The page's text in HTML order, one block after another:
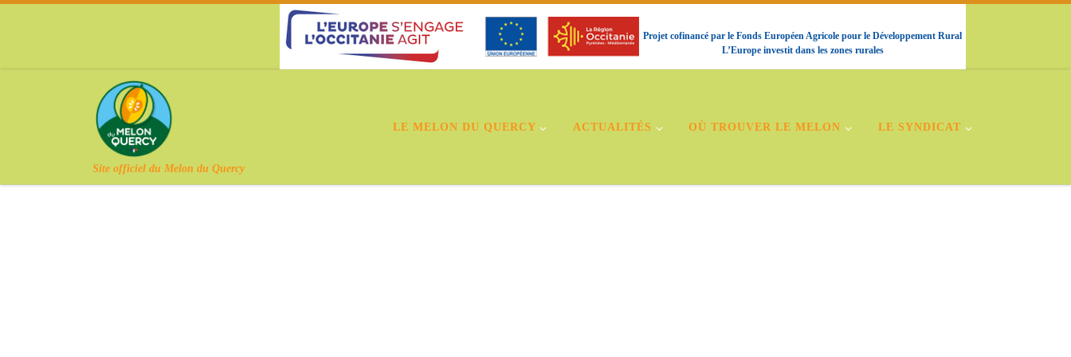
Projet cofinancé par le Fonds Européen Agricole pour le Développement Rural
L’Europe investit dans les zones rurales
Site officiel du Melon du Quercy
LE MELON DU QUERCY ACTUALITÉS OÙ TROUVER LE MELON LE SYNDICAT